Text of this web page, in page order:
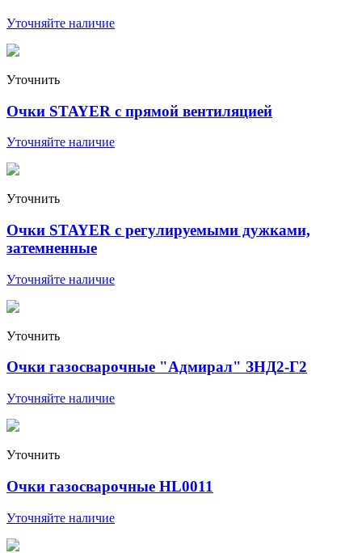
Уточняйте наличие
Уточнить
Очки STAYER с прямой вентиляцией
Уточняйте наличие
Уточнить
Очки STAYER с регулируемыми дужками,
затемненные
Уточняйте наличие
Уточнить
Очки газосварочные "Адмирал" ЗНД2-Г2
Уточняйте наличие
Уточнить
Очки газосварочные HL0011
Уточняйте наличие